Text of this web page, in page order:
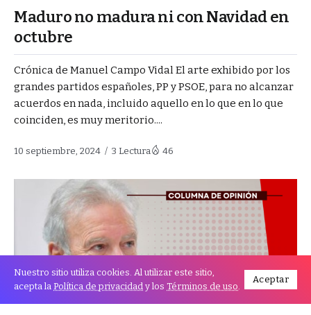
Maduro no madura ni con Navidad en
octubre
Crónica de Manuel Campo Vidal El arte exhibido por los
grandes partidos españoles, PP y PSOE, para no alcanzar
acuerdos en nada, incluido aquello en lo que en lo que
coinciden, es muy meritorio....
10 septiembre, 2024 3 Lectura 46
Nuestro sitio utiliza cookies. Al utilizar este sitio,
acepta la Política de privacidad y los Términos de uso.
Aceptar